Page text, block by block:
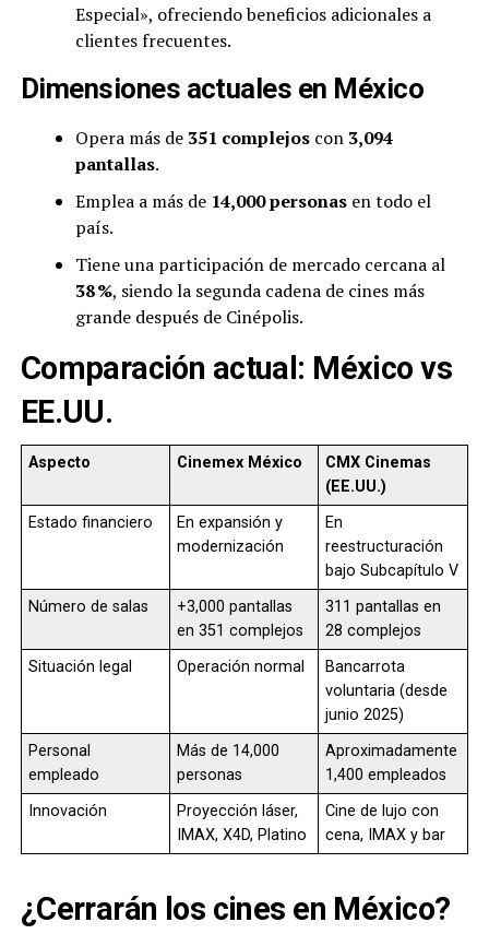
Especial», ofreciendo beneficios adicionales a
clientes frecuentes.
Dimensiones actuales en México
Opera más de 351 complejoscon 3,094
pantallas.
Emplea a más de 14,000 personasen todo el
país.
Tiene una participación de mercado cercana al
38 %, siendo la segunda cadena de cines más
grande después de Cinépolis.
Comparación actual: México vs
EE.UU.
Aspecto Cinemex México
CMX Cinemas
(EE.UU.)
Estado financiero
En expansión y
modernización
En
reestructuración
bajo Subcapítulo V
Número de salas
+3,000 pantallas
en 351 complejos
311 pantallas en
28 complejos
Situación legal
Operación normal
Bancarrota
voluntaria (desde
junio 2025)
Personal
empleado
Más de 14,000
personas
Aproximadamente
1,400 empleados
Innovación
Proyección láser,
IMAX, X4D, Platino
Cine de lujo con
cena, IMAX y bar
¿Cerrarán los cines en México?